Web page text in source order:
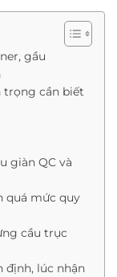
gầu
trọng cần biết
giàn QC và
quá mức quy
cầu trục
định, lúc nhận